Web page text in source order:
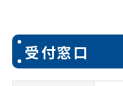
受付窓口